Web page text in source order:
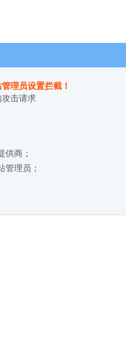
理员设置拦截！
击请求
供商；
管理员；